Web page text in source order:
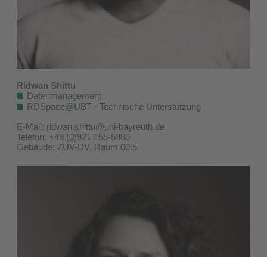
Ridwan Shittu
Datenmanagement
RDSpace@UBT - Technische Unterstützung
E-Mail: ridwan.shittu@uni-bayreuth.de
Telefon: +49 (0)921 / 55-5880
Gebäude: ZUV-DV, Raum 00.5